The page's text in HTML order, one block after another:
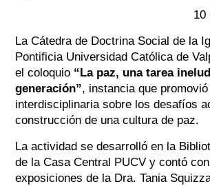
10
La Cátedra de Doctrina Social de la
Pontificia Universidad Católica de
el coloquio “La paz, una tarea
generación”, instancia que
interdisciplinaria sobre los desafíos
construcción de una cultura de paz.
La actividad se desarrolló en la
de la Casa Central PUCV y contó
exposiciones de la Dra. Tania